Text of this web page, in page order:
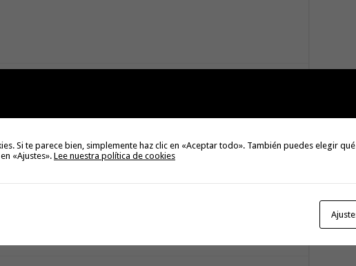
de la Copa Autonómica Alevin Femenina
SEBASTIÁN «
fin de semana reunió a más de 150 jugadoras en el audillón de San
de La Gomera, se convirtió en capital del voleibol base. Éxito
Femenina de Voleibol » Villa de SanSebastián», que reunió a más de
…
Si te parece bien, simplemente haz clic en «Aceptar todo». También puedes elegir
«Ajustes».Lee nuestra política de cookies